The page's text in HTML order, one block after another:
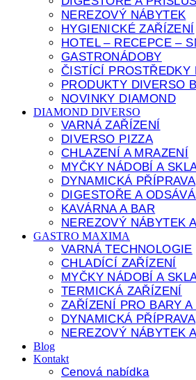
NEREZOVÝ NÁBYTEK
HYGIENICKÉ ZAŘÍZENÍ
HOTEL – RECEPCE –
GASTRONÁDOBY
ČISTÍCÍ PROSTŘEDKY
PRODUKTY DIVERSO
NOVINKY DIAMOND
DIAMOND DIVERSO
VARNÁ ZAŘÍZENÍ
DIVERSO PIZZA
CHLAZENÍ A MRAZENÍ
MYČKY NÁDOBÍ A
DYNAMICKÁ PŘÍPRAVA
DIGESTOŘE A
KAVÁRNA A BAR
NEREZOVÝ NÁBYTEK
GASTRO MAXIMA
VARNÁ TECHNOLOGIE
CHLADÍCÍ ZAŘÍZENÍ
MYČKY NÁDOBÍ A
TERMICKÁ ZAŘÍZENÍ
ZAŘÍZENÍ PRO BARY A
DYNAMICKÁ PŘÍPRAVA
NEREZOVÝ NÁBYTEK
Blog
Kontakt
Cenová nabídka